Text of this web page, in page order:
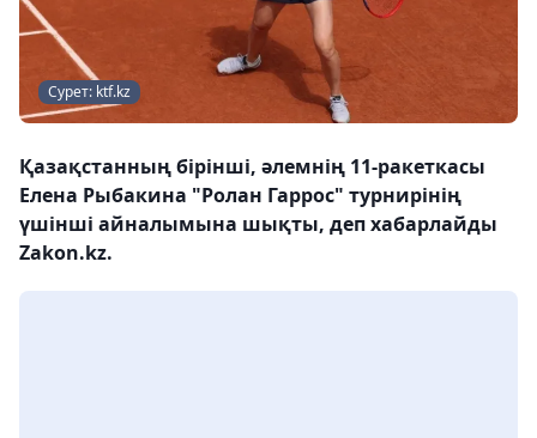
Сурет: ktf.kz
Қазақстанның бірінші, әлемнің 11-ракеткасы
Елена Рыбакина "Ролан Гаррос" турнирінің
үшінші айналымына шықты, деп хабарлайды
Zakon.kz.